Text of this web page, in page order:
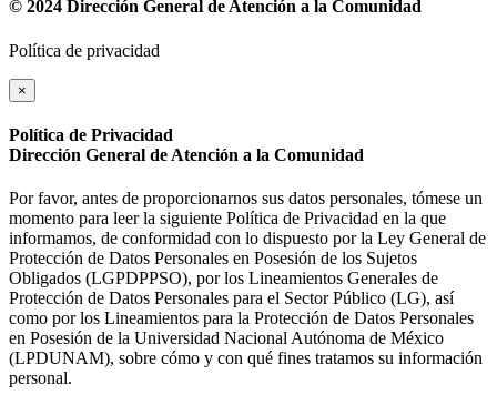
© 2024 Dirección General de Atención a la Comunidad
Política de privacidad
×
Política de Privacidad
Dirección General de Atención a la Comunidad
Por favor, antes de proporcionarnos sus datos personales, tómese un
momento para leer la siguiente Política de Privacidad en la que
informamos, de conformidad con lo dispuesto por la Ley General de
Protección de Datos Personales en Posesión de los Sujetos
Obligados (LGPDPPSO), por los Lineamientos Generales de
Protección de Datos Personales para el Sector Público (LG), así
como por los Lineamientos para la Protección de Datos Personales
en Posesión de la Universidad Nacional Autónoma de México
(LPDUNAM), sobre cómo y con qué fines tratamos su información
personal.